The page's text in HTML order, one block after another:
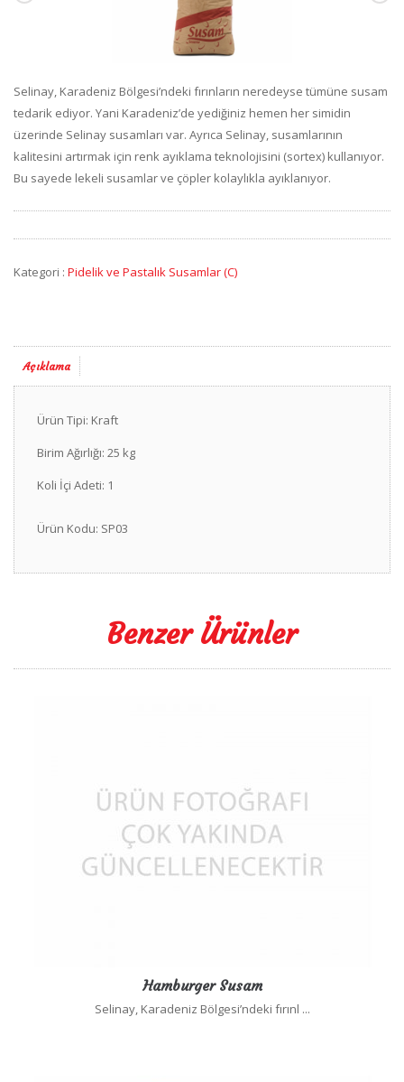
Selinay, Karadeniz Bölgesi’ndeki fırınların neredeyse tümüne susam
tedarik ediyor. Yani Karadeniz’de yediğiniz hemen her simidin
üzerinde Selinay susamları var. Ayrıca Selinay, susamlarının
kalitesini artırmak için renk ayıklama teknolojisini (sortex) kullanıyor.
Bu sayede lekeli susamlar ve çöpler kolaylıkla ayıklanıyor.
Kategori : Pidelik ve Pastalık Susamlar (C)
Açıklama
Ürün Tipi: Kraft
Birim Ağırlığı: 25 kg
Koli İçi Adeti: 1
Ürün Kodu: SP03
Benzer Ürünler
Hamburger Susam
Selinay, Karadeniz Bölgesi’ndeki fırınl ...